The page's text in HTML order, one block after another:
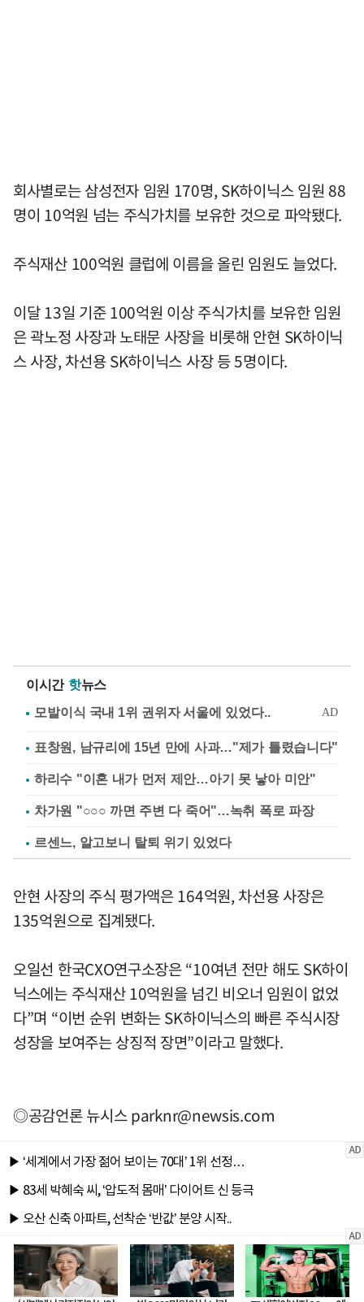
회사별로는 삼성전자 임원 170명, SK하이닉스 임원 88
명이 10억원 넘는 주식가치를 보유한 것으로 파악됐다.
주식재산 100억원 클럽에 이름을 올린 임원도 늘었다.
이달 13일 기준 100억원 이상 주식가치를 보유한 임원
은 곽노정 사장과 노태문 사장을 비롯해 안현 SK하이닉
스 사장, 차선용 SK하이닉스 사장 등 5명이다.
이시간 핫뉴스
표창원, 남규리에 15년 만에 사과…"제가 틀렸습니다"
하리수 "이혼 내가 먼저 제안…아기 못 낳아 미안"
차가원 "○○○ 까면 주변 다 죽어"…녹취 폭로 파장
르센느, 알고보니 탈퇴 위기 있었다
안현 사장의 주식 평가액은 164억원, 차선용 사장은
135억원으로 집계됐다.
오일선 한국CXO연구소장은 “10여년 전만 해도 SK하이
닉스에는 주식재산 10억원을 넘긴 비오너 임원이 없었
다”며 “이번 순위 변화는 SK하이닉스의 빠른 주식시장
성장을 보여주는 상징적 장면”이라고 말했다.
◎공감언론 뉴시스parknr@newsis.com